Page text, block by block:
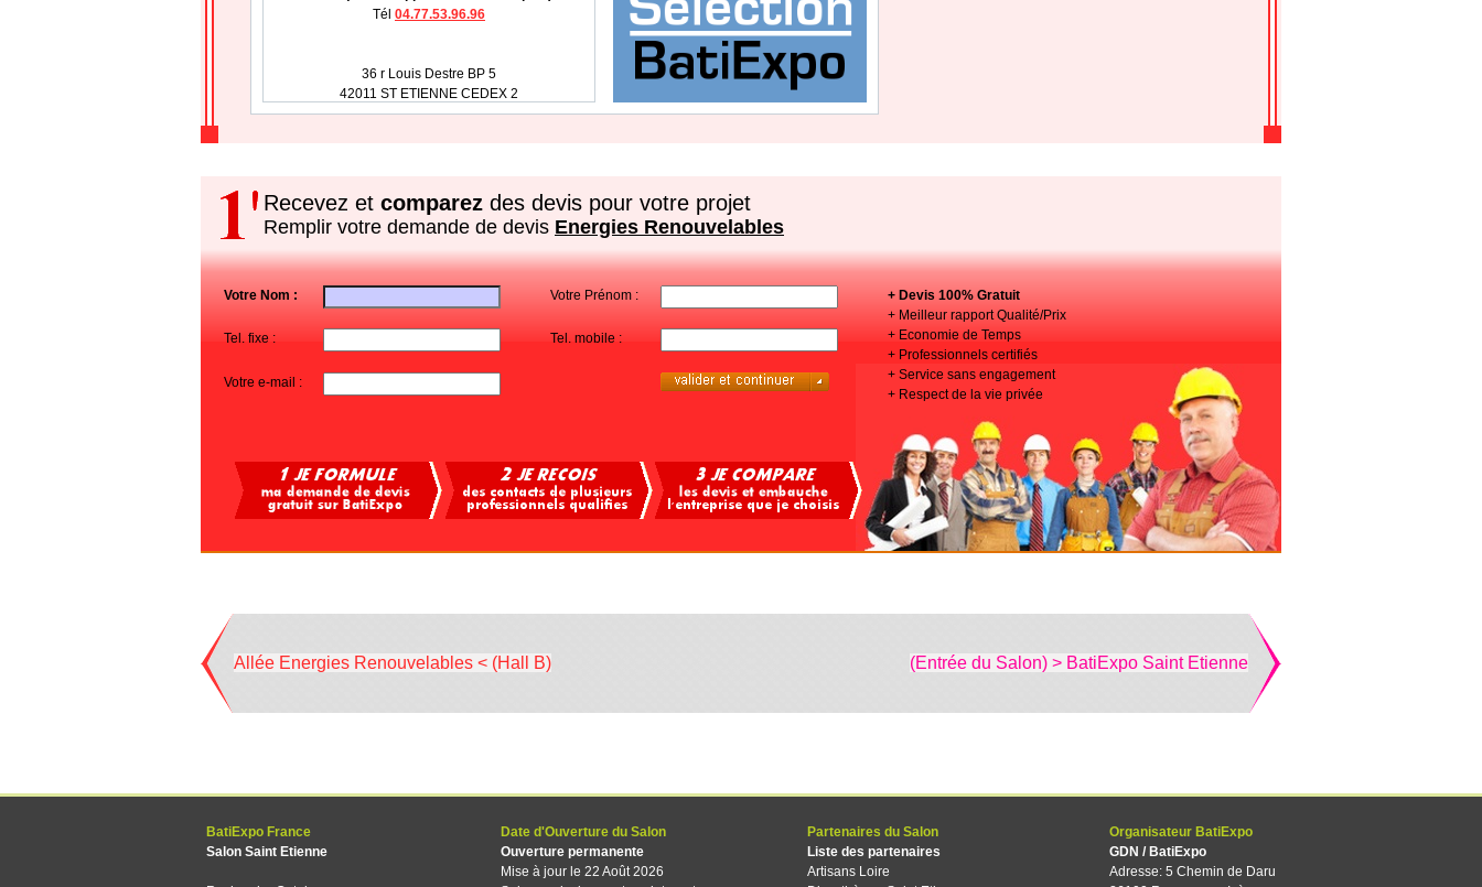
Tél 04.77.53.96.96
36 r Louis Destre BP 5
42011 ST ETIENNE CEDEX 2
Recevez et comparez des devis pour votre projet
Remplir votre demande de devis Energies Renouvelables
Votre Nom : Votre Prénom :
+ Devis 100% Gratuit
+ Meilleur rapport Qualité/Prix
+ Economie de Temps
+ Professionnels certifiés
+ Service sans engagement
+ Respect de la vie privée
Tel. fixe : Tel. mobile :
Votre e-mail :
Allée Energies Renouvelables < (Hall B) (Entrée du Salon) > BatiExpo Saint Etienne
BatiExpo France
Salon Saint Etienne
Date d'Ouverture du Salon
Ouverture permanente
Mise à jour le 22 Août 2026
Partenaires du Salon
Liste des partenaires
Artisans Loire
Organisateur BatiExpo
GDN / BatiExpo
Adresse: 5 Chemin de Daru